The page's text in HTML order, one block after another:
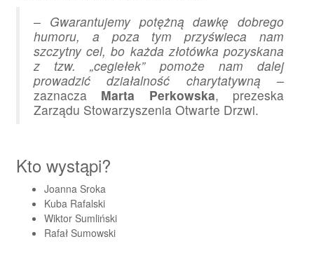
– Gwarantujemy potężną dawkę dobrego
humoru, a poza tym przyświeca nam
szczytny cel, bo każda złotówka pozyskana
z tzw. „cegiełek” pomoże nam dalej
prowadzić działalność charytatywną –
zaznacza Marta Perkowska, prezeska
Zarządu Stowarzyszenia Otwarte Drzwi.
Kto wystąpi?
Joanna Sroka
Kuba Rafalski
Wiktor Sumliński
Rafał Sumowski